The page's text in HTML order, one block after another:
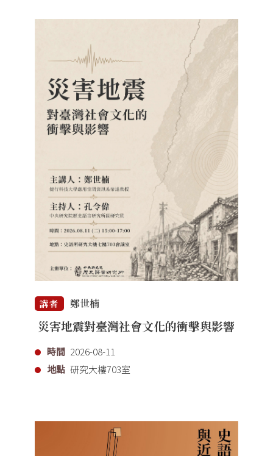
講者 鄭世楠
災害地震對臺灣社會文化的衝擊與影響
時間 2026-08-11
地點 研究大樓703室